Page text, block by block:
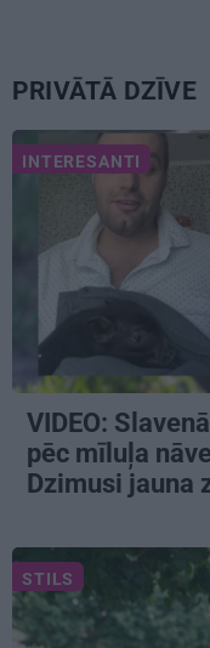
PRIVĀTĀ DZĪVE
INTERESANTI
VIDEO:
pēc mīluļa
Dzimusi jauna
STILS